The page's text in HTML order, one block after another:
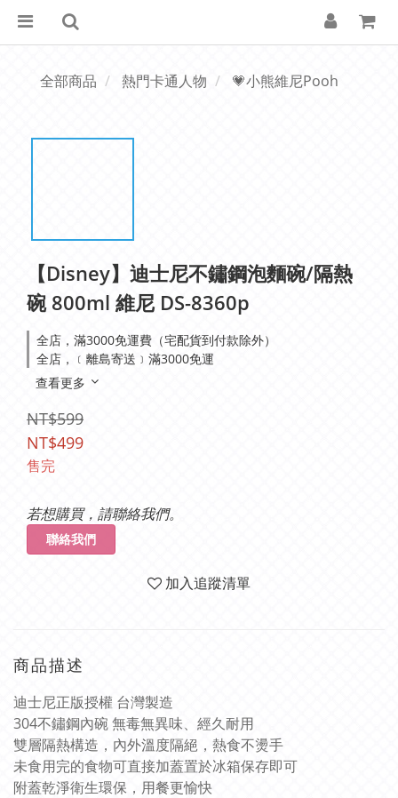
全部商品 熱門卡通人物 💗小熊維尼Pooh
【Disney】迪士尼不鏽鋼泡麵碗/隔熱
碗 800ml 維尼 DS-8360p
全店，滿3000免運費（宅配貨到付款除外）
全店，﹝離島寄送﹞滿3000免運
查看更多
NT$599
NT$499
售完
若想購買，請聯絡我們。
聯絡我們
加入追蹤清單
商品描述
迪士尼正版授權 台灣製造
304不鏽鋼內碗 無毒無異味、經久耐用
雙層隔熱構造，內外溫度隔絕，熱食不燙手
未食用完的食物可直接加蓋置於冰箱保存即可
附蓋乾淨衛生環保，用餐更愉快